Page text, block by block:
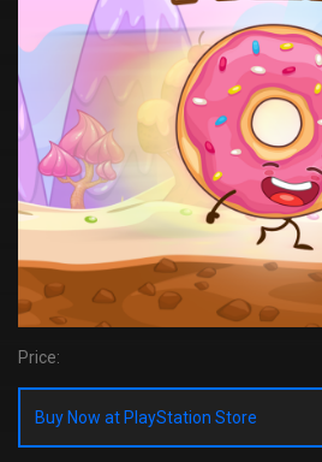
Price:
Buy Now at PlayStation Store